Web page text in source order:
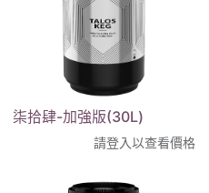
柒拾肆-加強版(30L)
請登入以查看價格